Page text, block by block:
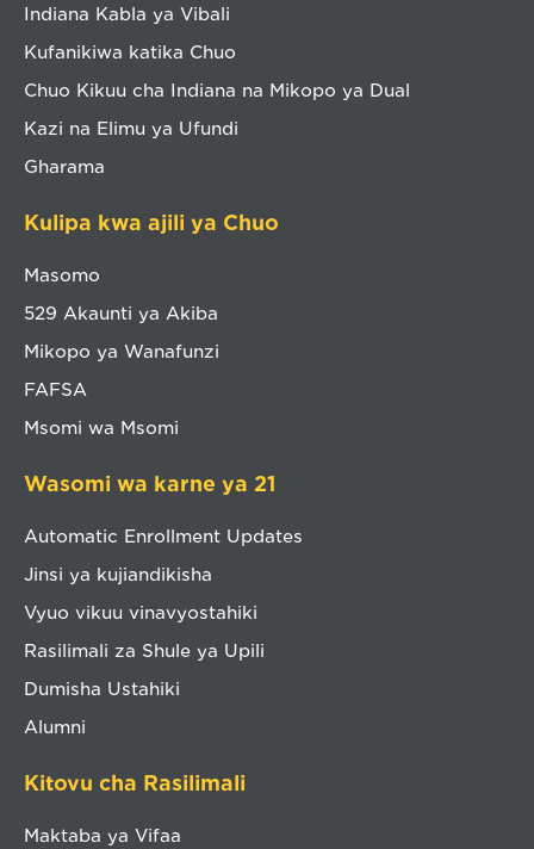
Indiana Kabla ya Vibali
Kufanikiwa katika Chuo
Chuo Kikuu cha Indiana na Mikopo ya Dual
Kazi na Elimu ya Ufundi
Gharama
Kulipa kwa ajili ya Chuo
Masomo
529 Akaunti ya Akiba
Mikopo ya Wanafunzi
FAFSA
Msomi wa Msomi
Wasomi wa karne ya 21
Automatic Enrollment Updates
Jinsi ya kujiandikisha
Vyuo vikuu vinavyostahiki
Rasilimali za Shule ya Upili
Dumisha Ustahiki
Alumni
Kitovu cha Rasilimali
Maktaba ya Vifaa